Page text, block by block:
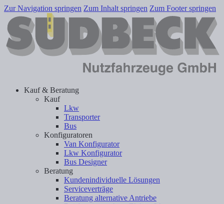
Zur Navigation springen Zum Inhalt springen Zum Footer springen
Kauf & Beratung
Kauf
Lkw
Transporter
Bus
Konfiguratoren
Van Konfigurator
Lkw Konfigurator
Bus Designer
Beratung
Kundenindividuelle Lösungen
Serviceverträge
Beratung alternative Antriebe